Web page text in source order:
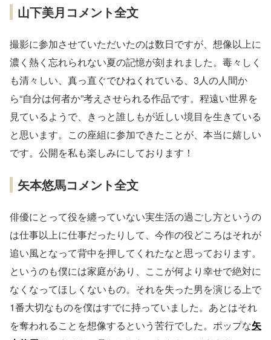
山下美月コメント全文
撮影に参加させていただいたのは数日ですが、想像以上に
濃く熱く忘れられない夏の記憶が刻まれました。毒々しく
も清々しい、真っ直ぐでひねくれている、3人の人間か
ら“自分は何者か”考えさせられる作品です。程遠い世界を
見ているようで、きっと誰しもが近しい境目を生きている
と思います。この座組に参加できたことが、本当に嬉しい
です。公開を私も楽しみにしております！
矢本悠馬コメント全文
俳優にとって役を纏っていない実生活の過ごし方というの
は仕事以上に仕事だったりして、今作の役どころはそれが
追い風となって背中を押してくれたなと思っております。
というのも僕には家庭があり、ここが何より幸せで絶対に
なくなってほしくないもの。それを失った男を演じる上で
1番大切なものを僕はすでに持っていました。あとはそれ
を奪われることを想像するという苦行でした。ポップな矢